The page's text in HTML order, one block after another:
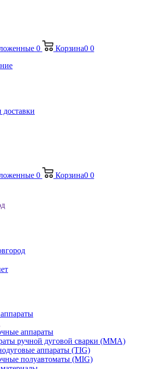
0 Корзина0 0
доставки
0 Корзина0 0
аппараты
ручной дуговой сварки (MMA)
аппараты (TIG)
полуавтоматы (MIG)